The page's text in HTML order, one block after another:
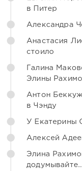
в Питер
Александра
Анастасия
стоило
Галина
Элины
Антон
в Чэнду
У Екатерины
Алексей
Элина